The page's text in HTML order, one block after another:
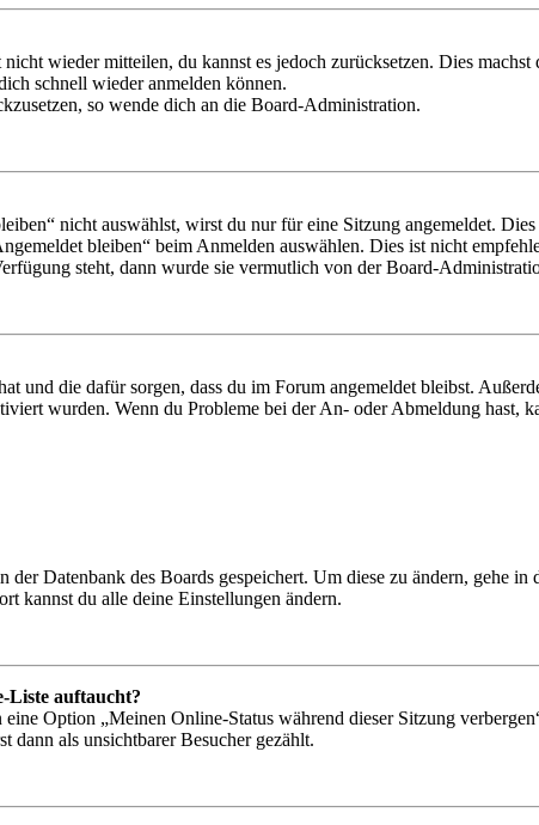
wieder mitteilen, du kannst es jedoch zurücksetzen. Dies
schnell wieder anmelden können.
so wende dich an die Board-Administration.
nicht auswählst, wirst du nur für eine Sitzung angemeldet.
bleiben“ beim Anmelden auswählen. Dies ist nicht
steht, dann wurde sie vermutlich von der Board-
und die dafür sorgen, dass du im Forum angemeldet bleibst.
wurden. Wenn du Probleme bei der An- oder Abmeldung hast,
Datenbank des Boards gespeichert. Um diese zu ändern, gehe
kannst du alle deine Einstellungen ändern.
Liste auftaucht?
Option „Meinen Online-Status während dieser Sitzung
dann als unsichtbarer Besucher gezählt.